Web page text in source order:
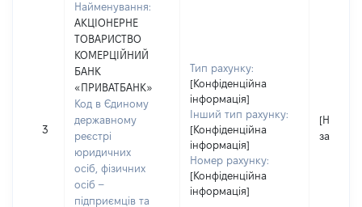
3
Найменування:
АКЦІОНЕРНЕ
ТОВАРИСТВО
КОМЕРЦІЙНИЙ
БАНК
«ПРИВАТБАНК»
Код в Єдиному
державному
реєстрі
юридичних
осіб, фізичних
осіб –
підприємців та
Тип рахунку:
[Конфіденційна
інформація]
Інший тип рахунку:
[Конфіденційна
інформація]
Номер рахунку:
[Конфіденційна
інформація]
[Не